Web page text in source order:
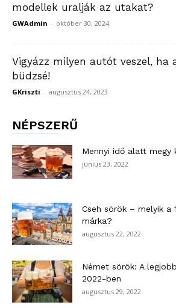
modellek uralják az utakat?
GWAdmin - október 30, 2024
Vigyázz milyen autót veszel, ha
büdzsé!
GKriszti - augusztus 24, 2023
NÉPSZERŰ
Mennyi idő alatt megy
június 23, 2022
Cseh sörök – melyik a
márka?
augusztus 22, 2022
Német sörök: A
2022-ben
augusztus 29, 2022